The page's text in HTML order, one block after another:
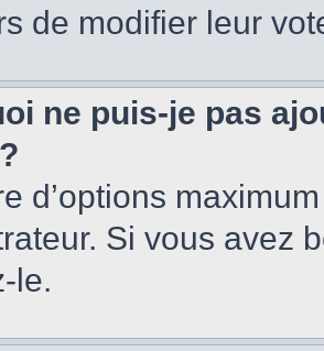
de modifier leur
ne puis-je pas
d’options
Si vous avez
le.